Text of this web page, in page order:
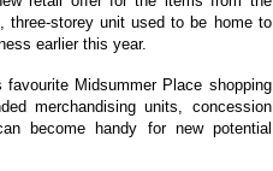
three-storey unit used to be home to
earlier this year.
Midsummer Place shopping
merchandising units, concession
become handy for new potential